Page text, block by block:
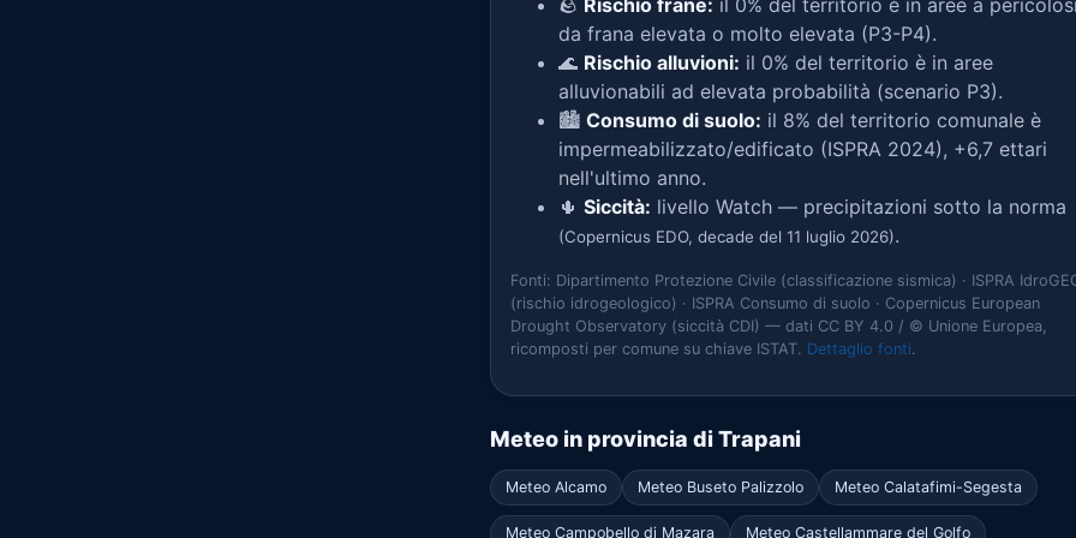
🪨 Rischio frane: il 0% del territorio è in aree a
da frana elevata o molto elevata (P3-P4).
🌊 Rischio alluvioni: il 0% del territorio è in aree
alluvionabili ad elevata probabilità (scenario P3).
🏙️ Consumo di suolo: il 8% del territorio comunale è
impermeabilizzato/edificato (ISPRA 2024), +6,7 ettari
nell'ultimo anno.
🌵 Siccità: livello Watch — precipitazioni sotto la norma
(Copernicus EDO, decade del 11 luglio 2026).
Fonti: Dipartimento Protezione Civile (classificazione sismica) · ISPRA
(rischio idrogeologico) · ISPRA Consumo di suolo · Copernicus European
Drought Observatory (siccità CDI) — dati CC BY 4.0 / © Unione Europea,
ricomposti per comune su chiave ISTAT. Dettaglio fonti.
Meteo in provincia di Trapani
Meteo Alcamo Meteo Buseto Palizzolo Meteo Calatafimi-Segesta
Meteo Campobello di Mazara Meteo Castellammare del Golfo